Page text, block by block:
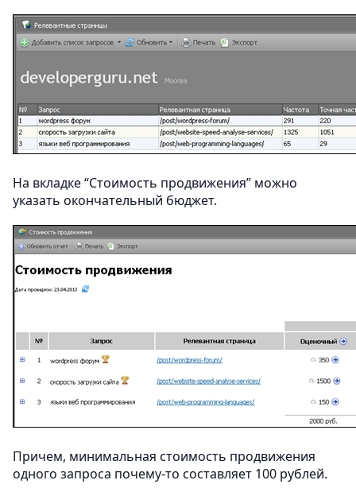
На вкладке “Стоимость продвижения” можно
указать окончательный бюджет.
Причем, минимальная стоимость продвижения
одного запроса почему-то составляет 100 рублей.